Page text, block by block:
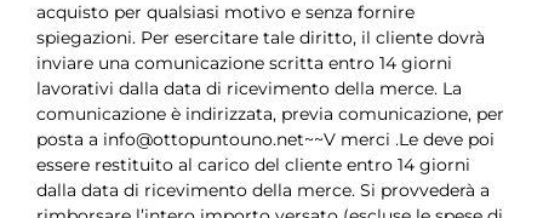
acquisto per qualsiasi motivo e senza fornire
spiegazioni. Per esercitare tale diritto, il cliente dovrà
inviare una comunicazione scritta entro 14 giorni
lavorativi dalla data di ricevimento della merce. La
comunicazione è indirizzata, previa comunicazione, per
posta a info@ottopuntouno.net~~V merci .Le deve poi
essere restituito al carico del cliente entro 14 giorni
dalla data di ricevimento della merce. Si provvederà a